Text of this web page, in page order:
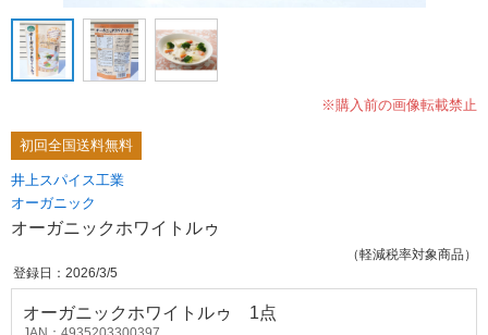
※購入前の画像転載禁止
初回全国送料無料
井上スパイス工業
オーガニック
オーガニックホワイトルゥ
（軽減税率対象商品）
登録日：2026/3/5
オーガニックホワイトルゥ 1点